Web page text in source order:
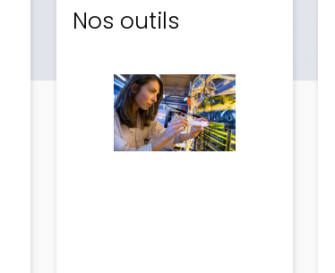
Nos outils